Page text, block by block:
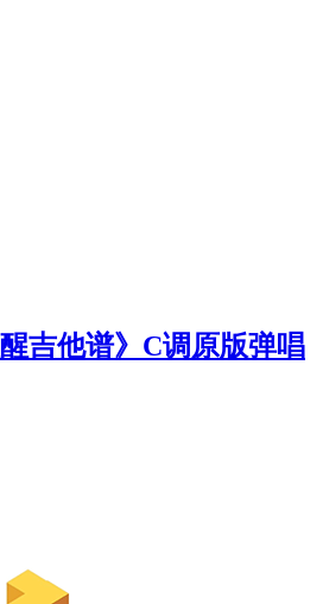
吉他谱》C调原版弹唱